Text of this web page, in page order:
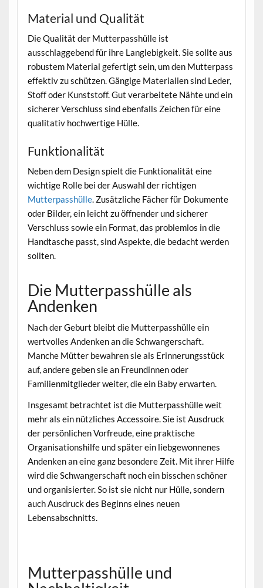
Material und Qualität
Die Qualität der Mutterpasshülle ist
ausschlaggebend für ihre Langlebigkeit. Sie sollte aus
robustem Material gefertigt sein, um den Mutterpass
effektiv zu schützen. Gängige Materialien sind Leder,
Stoff oder Kunststoff. Gut verarbeitete Nähte und ein
sicherer Verschluss sind ebenfalls Zeichen für eine
qualitativ hochwertige Hülle.
Funktionalität
Neben dem Design spielt die Funktionalität eine
wichtige Rolle bei der Auswahl der richtigen
Mutterpasshülle. Zusätzliche Fächer für Dokumente
oder Bilder, ein leicht zu öffnender und sicherer
Verschluss sowie ein Format, das problemlos in die
Handtasche passt, sind Aspekte, die bedacht werden
sollten.
Die Mutterpasshülle als
Andenken
Nach der Geburt bleibt die Mutterpasshülle ein
wertvolles Andenken an die Schwangerschaft.
Manche Mütter bewahren sie als Erinnerungsstück
auf, andere geben sie an Freundinnen oder
Familienmitglieder weiter, die ein Baby erwarten.
Insgesamt betrachtet ist die Mutterpasshülle weit
mehr als ein nützliches Accessoire. Sie ist Ausdruck
der persönlichen Vorfreude, eine praktische
Organisationshilfe und später ein liebgewonnenes
Andenken an eine ganz besondere Zeit. Mit ihrer Hilfe
wird die Schwangerschaft noch ein bisschen schöner
und organisierter. So ist sie nicht nur Hülle, sondern
auch Ausdruck des Beginns eines neuen
Lebensabschnitts.
Mutterpasshülle und